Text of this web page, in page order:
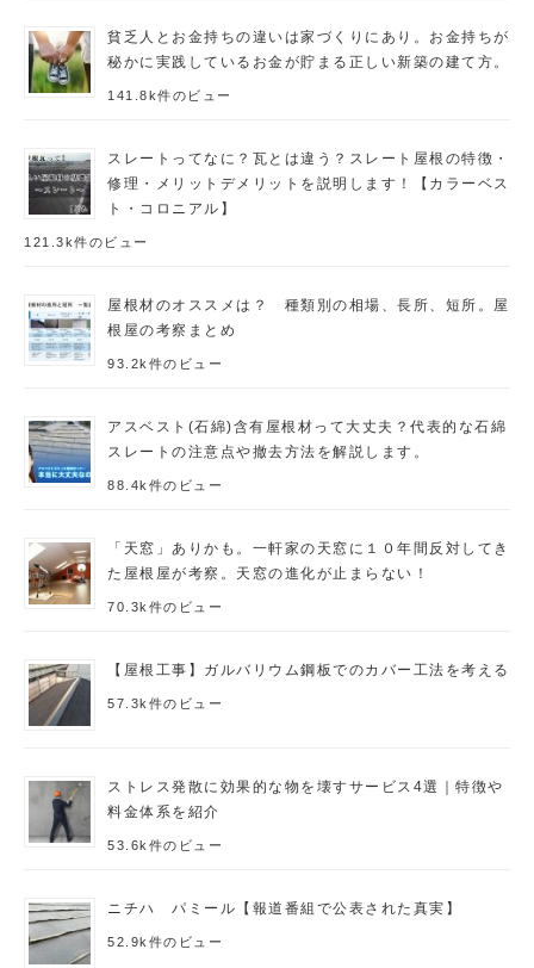
貧乏人とお金持ちの違いは家づくりにあり。お金持ちが
秘かに実践しているお金が貯まる正しい新築の建て方。
141.8k件のビュー
スレートってなに？瓦とは違う？スレート屋根の特徴・
修理・メリットデメリットを説明します！【カラーベス
ト・コロニアル】
121.3k件のビュー
屋根材のオススメは？ 種類別の相場、長所、短所。屋
根屋の考察まとめ
93.2k件のビュー
アスベスト(石綿)含有屋根材って大丈夫？代表的な石綿
スレートの注意点や撤去方法を解説します。
88.4k件のビュー
「天窓」ありかも。一軒家の天窓に１０年間反対してき
た屋根屋が考察。天窓の進化が止まらない！
70.3k件のビュー
【屋根工事】ガルバリウム鋼板でのカバー工法を考える
57.3k件のビュー
ストレス発散に効果的な物を壊すサービス4選｜特徴や
料金体系を紹介
53.6k件のビュー
ニチハ パミール【報道番組で公表された真実】
52.9k件のビュー